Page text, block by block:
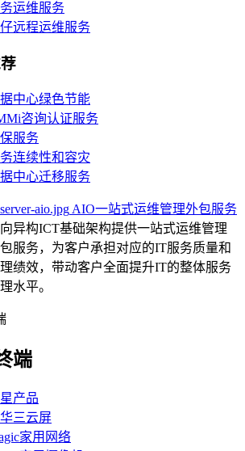
运维服务
远程运维服务
中心绿色节能
咨询认证服务
服务
连续性和容灾
中心迁移服务
AIO一站式运维管理外包服务
异构ICT基础架构提供一站式运维管理
服务，为客户承担对应的IT服务质量和
绩效，带动客户全面提升IT的整体服务
水平。
端
产品
三云屏
家用网络